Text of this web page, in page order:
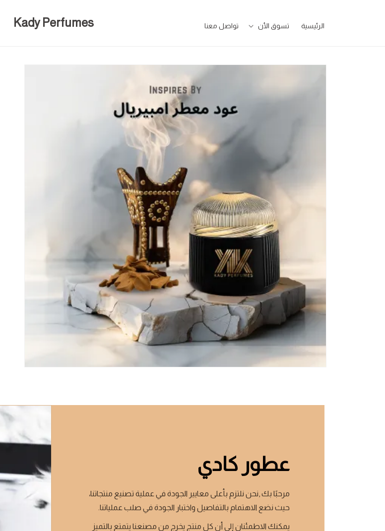
الرئيسية تسوق الأن تواصل معنا Kady Perfumes
تخطى
عطور كادي
مرحبًا بك ,نحن نلتزم بأعلى معايير الجودة في عملية تصنيع منتجاتنا،
حيث نضع الاهتمام بالتفاصيل واختبار الجودة في صلب عملياتنا.
يمكنك الاطمئنان إلى أن كل منتج يخرج من مصنعنا يتمتع بالتميز